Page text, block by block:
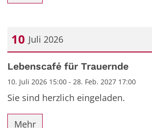
10 Juli 2026
Datum: 10. Juli 2026
Lebenscafé für Trauernde
10. Juli 2026 15:00 - 28. Feb. 2027 17:00
Sie sind herzlich eingeladen.
Mehr